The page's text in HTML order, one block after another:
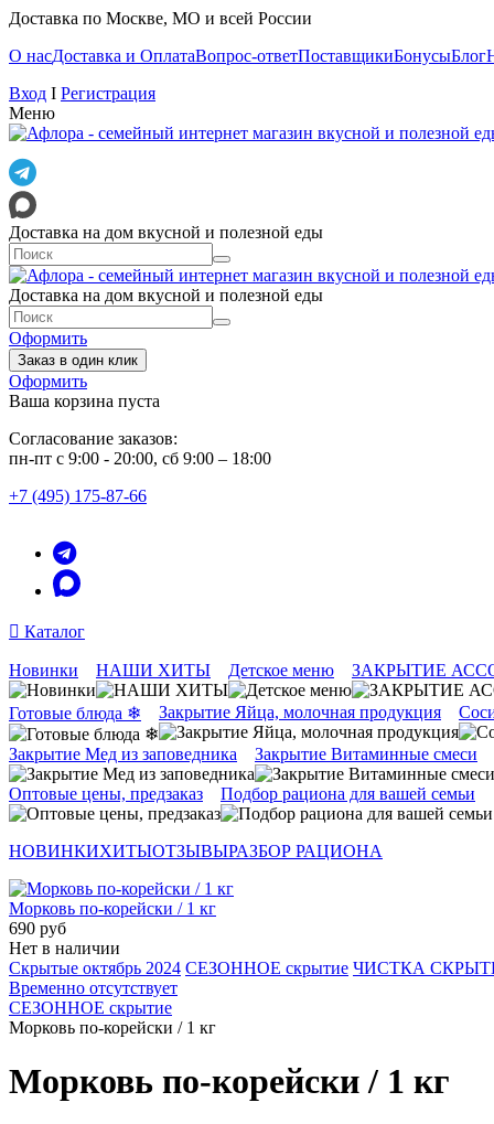
Доставка по Москве, МО и всей России
О насДоставка и ОплатаВопрос-ответПоставщикиБонусыБлог
Вход I Регистрация
Меню
Доставка на дом вкусной и полезной еды
Доставка на дом вкусной и полезной еды
Оформить
Заказ в один клик
Оформить
Ваша корзина пуста
Согласование заказов:
пн-пт с 9:00 - 20:00, сб 9:00 – 18:00
+7 (495) 175-87-66
Каталог
Новинки НАШИ ХИТЫ Детское меню ЗАКРЫТИЕ
Готовые блюда ❄ Закрытие Яйца, молочная продукция
Закрытие Мед из заповедника Закрытие Витаминные смеси
Оптовые цены, предзаказ Подбор рациона для вашей семьи
НОВИНКИХИТЫОТЗЫВЫРАЗБОР РАЦИОНА
Морковь по-корейски / 1 кг
690 руб
Нет в наличии
Скрытые октябрь 2024 СЕЗОННОЕ скрытие ЧИСТКА
Временно отсутствует
СЕЗОННОЕ скрытие
Морковь по-корейски / 1 кг
Морковь по-корейски / 1 кг